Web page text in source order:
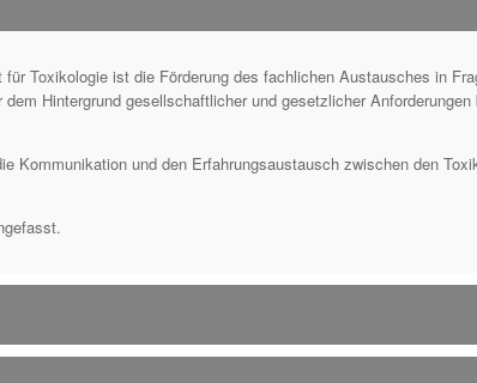
Toxikologie ist die Förderung des fachlichen Austausches in
Hintergrund gesellschaftlicher und gesetzlicher
Kommunikation und den Erfahrungsaustausch zwischen den